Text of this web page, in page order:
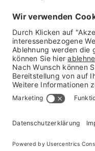
Affiliate
Karriere
Presse